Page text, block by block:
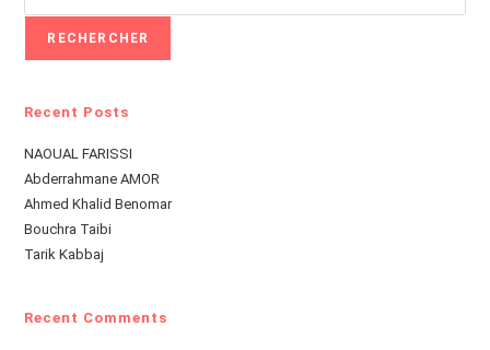
RECHERCHER
Recent Posts
NAOUAL FARISSI
Abderrahmane AMOR
Ahmed Khalid Benomar
Bouchra Taibi
Tarik Kabbaj
Recent Comments